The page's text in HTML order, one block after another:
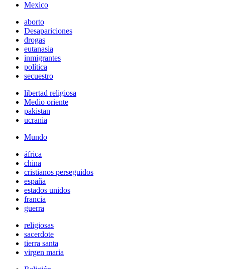
Mexico
aborto
Desapariciones
drogas
eutanasia
inmigrantes
política
secuestro
libertad religiosa
Medio oriente
pakistan
ucrania
Mundo
áfrica
china
cristianos perseguidos
españa
estados unidos
francia
guerra
religiosas
sacerdote
tierra santa
virgen maria